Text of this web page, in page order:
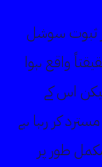
ثبوت سوشل
واقع ہوا
اس کے
کر رہا ہے
طور پر